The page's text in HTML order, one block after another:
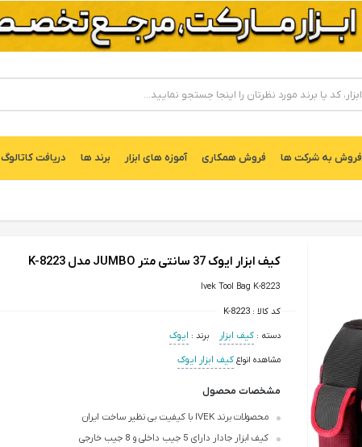
فروش به شركت ها فروش همکاری آموزه های ابزار برند ها دریافت کاتالوگ
کیف ابزار ایوک 37 سانتی متر JUMBO مدل K-8223
Ivek Tool Bag K-8223
کد کالا : K-8223
دسته : کیف ابزار برند : ایوک
مشاهده انواع کیف ابزار ایوک
مشخصات محصول
محصولات برند IVEK با کیفیت بی نظیر ساخت ایران
کیف ابزار جادار دارای 5 جیب داخلی و 8 جیب خارجی